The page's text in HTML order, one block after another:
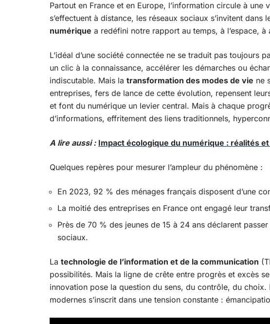
Partout en France et en Europe, l’information circule à
s’effectuent à distance, les réseaux sociaux s’invitent
numérique a redéfini notre rapport au temps, à l’espace, à
L’idéal d’une société connectée ne se traduit pas toujours
un clic à la connaissance, accélérer les démarches ou
indiscutable. Mais la transformation des modes de vie ne
entreprises, fers de lance de cette évolution, repensent
et font du numérique un levier central. Mais à chaque
d’informations, effritement des liens traditionnels,
A lire aussi : Impact écologique du numérique : réalités
Quelques repères pour mesurer l’ampleur du phénomène :
En 2023, 92 % des ménages français disposent d’une
La moitié des entreprises en France ont engagé leur
Près de 70 % des jeunes de 15 à 24 ans déclarent
sociaux.
La technologie de l’information et de la communication
possibilités. Mais la ligne de crête entre progrès et excès
innovation pose la question du sens, du contrôle, du choix.
modernes s’inscrit dans une tension constante :